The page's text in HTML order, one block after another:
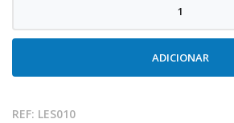
Quartz
ADICIONAR
REF: LES010